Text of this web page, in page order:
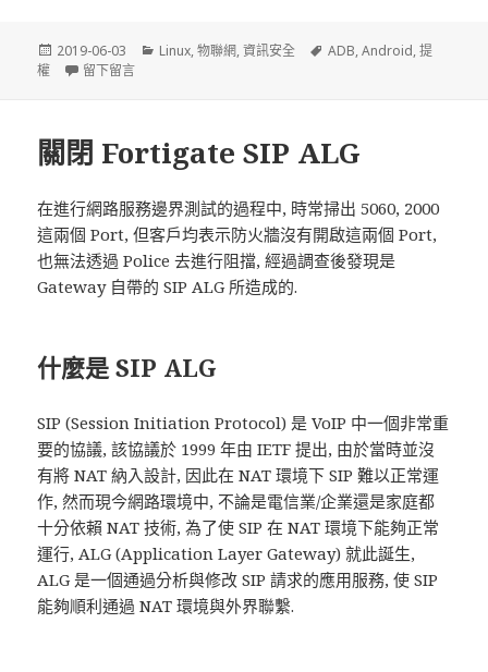
發
佈
2019-06-03
分
Linux,物聯網,資訊安全
標
ADB,Android,提
權
留下留言
關閉 Fortigate SIP ALG
在進行網路服務邊界測試的過程中, 時常掃出 5060, 2000
這兩個 Port, 但客戶均表示防火牆沒有開啟這兩個 Port,
也無法透過 Police 去進行阻擋, 經過調查後發現是
Gateway 自帶的 SIP ALG 所造成的.
什麼是 SIP ALG
SIP (Session Initiation Protocol) 是 VoIP 中一個非常重
要的協議, 該協議於 1999 年由 IETF 提出, 由於當時並沒
有將 NAT 納入設計, 因此在 NAT 環境下 SIP 難以正常運
作, 然而現今網路環境中, 不論是電信業/企業還是家庭都
十分依賴 NAT 技術, 為了使 SIP 在 NAT 環境下能夠正常
運行, ALG (Application Layer Gateway) 就此誕生,
ALG 是一個通過分析與修改 SIP 請求的應用服務, 使 SIP
能夠順利通過 NAT 環境與外界聯繫.